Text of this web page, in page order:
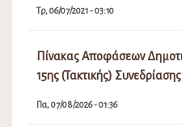
Τρ, 06/07/2021 - 03:10
Πίνακας Αποφάσεων
15ης (Τακτικής)
Πα, 07/08/2026 - 01:36